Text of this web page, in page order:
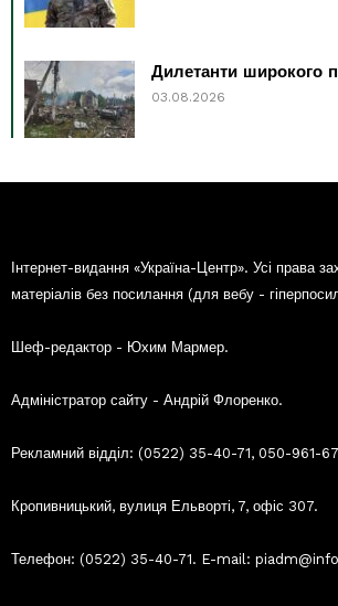
Дилетанти широкого
03.08.2026
Інтернет-видання «Україна-Центр». Усі права
матеріалів без посилання (для вебу -
Шеф-редактор - Юхим Мармер.
Адміністратор сайту - Андрій Флоренко.
Рекламний відділ: (0522) 35-40-71, 050-961-
Кропивницький, вулиця Ельворті, 7, офіс 307.
Телефон: (0522) 35-40-71. E-mail: